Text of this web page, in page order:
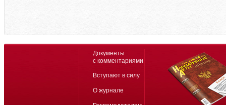
Документы
с комментариями
Вступают в силу
О журнале